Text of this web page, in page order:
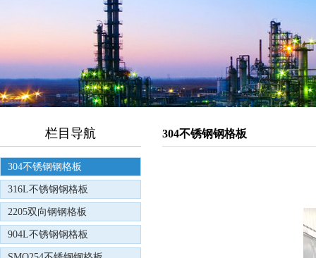
栏目导航
304不锈钢钢格板
316L不锈钢钢格板
2205双向钢钢格板
904L不锈钢钢格板
304不锈钢钢格板